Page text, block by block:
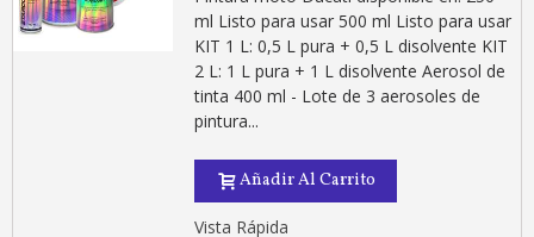
Suscríbete al
Paga en 4 plazos sin
ml Listo para usar 500 ml Listo para usar
KIT 1 L: 0,5 L pura + 0,5 L disolvente KIT
2 L: 1 L pura + 1 L disolvente Aerosol de
tinta 400 ml - Lote de 3 aerosoles de
pintura...
Añadir Al Carrito
Vista Rápida